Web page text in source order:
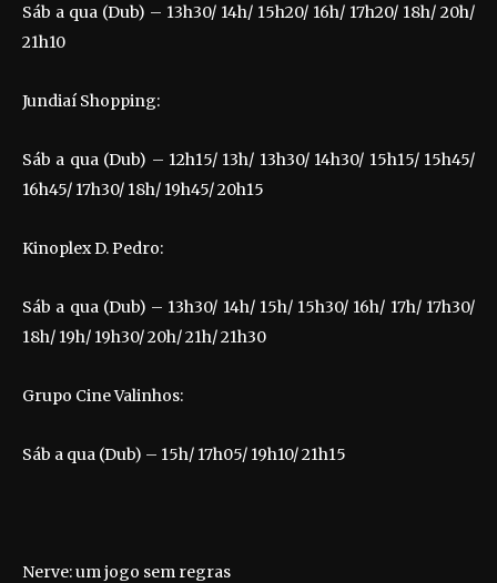
Sáb a qua (Dub) – 13h30/ 14h/ 15h20/ 16h/ 17h20/ 18h/ 20h/
21h10
Jundiaí Shopping:
Sáb a qua (Dub) – 12h15/ 13h/ 13h30/ 14h30/ 15h15/ 15h45/
16h45/ 17h30/ 18h/ 19h45/ 20h15
Kinoplex D. Pedro:
Sáb a qua (Dub) – 13h30/ 14h/ 15h/ 15h30/ 16h/ 17h/ 17h30/
18h/ 19h/ 19h30/ 20h/ 21h/ 21h30
Grupo Cine Valinhos:
Sáb a qua (Dub) – 15h/ 17h05/ 19h10/ 21h15
Nerve: um jogo sem regras